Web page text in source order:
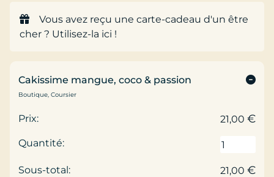
Vous avez reçu une carte-cadeau d'un être
cher ? Utilisez-la ici !
Cakissime mangue, coco & passion
Boutique, Coursier
21,00 €
21,00 €